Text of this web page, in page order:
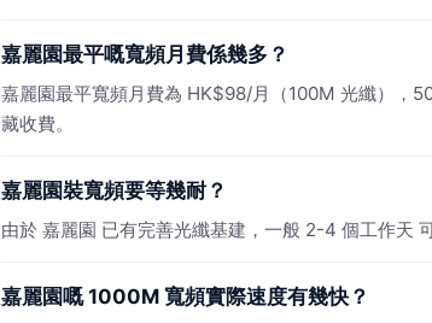
嘉麗園最平嘅寬頻月費係幾多？
嘉麗園最平寬頻月費為 HK$98/月（100M 光纖），
藏收費。
嘉麗園裝寬頻要等幾耐？
由於 嘉麗園 已有完善光纖基建，一般 2-4 個工作天
嘉麗園嘅 1000M 寬頻實際速度有幾快？